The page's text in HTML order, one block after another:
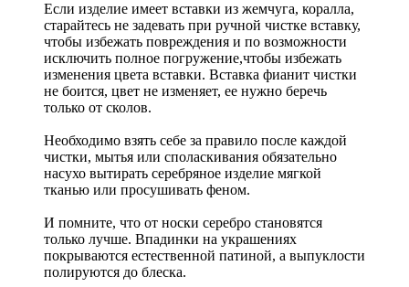
Если изделие имеет вставки из жемчуга, коралла,
старайтесь не задевать при ручной чистке вставку,
чтобы избежать повреждения и по возможности
исключить полное погружение,чтобы избежать
изменения цвета вставки. Вставка фианит чистки
не боится, цвет не изменяет, ее нужно беречь
только от сколов.
Необходимо взять себе за правило после каждой
чистки, мытья или споласкивания обязательно
насухо вытирать серебряное изделие мягкой
тканью или просушивать феном.
И помните, что от носки серебро становятся
только лучше. Впадинки на украшениях
покрываются естественной патиной, а выпуклости
полируются до блеска.